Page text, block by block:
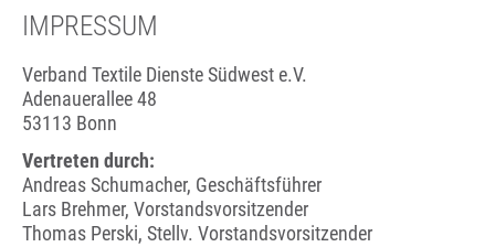
IMPRESSUM
Verband Textile Dienste Südwest e.V.
Adenauerallee 48
53113 Bonn
Vertreten durch:
Andreas Schumacher, Geschäftsführer
Lars Brehmer, Vorstandsvorsitzender
Thomas Perski, Stellv. Vorstandsvorsitzender